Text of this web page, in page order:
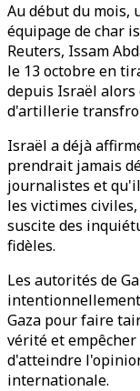
Au début du mois,
équipage de char
Reuters, Issam
le 13 octobre en
depuis Israël
d'artillerie
Israël a déjà
prendrait jamais
journalistes et
les victimes
suscite des
fidèles.
Les autorités de
Gaza pour faire
vérité et
d'atteindre
internationale.